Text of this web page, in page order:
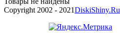
Copyright 2002 - 2021DiskiShiny.Ru